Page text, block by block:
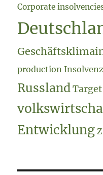
Corporate
production
Russland Target
Entwicklung